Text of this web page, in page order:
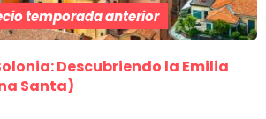
temporada anterior
Descubriendo la Emilia
Santa)